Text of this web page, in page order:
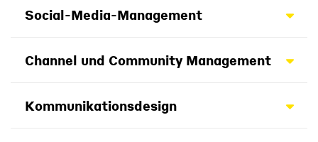
Social-Media-Management
Channel und Community Management
Kommunikationsdesign